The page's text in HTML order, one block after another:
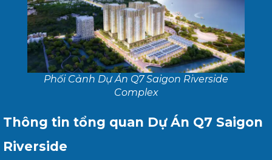
Phối Cảnh Dự Án Q7 Saigon Riverside
Complex
Thông tin tổng quan Dự Án Q7 Saigon
Riverside